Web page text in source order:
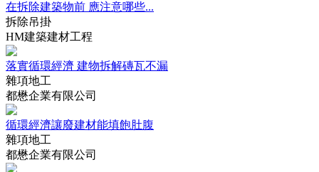
在拆除建築物前 應注意哪些...
拆除吊掛
HM建築建材工程
落實循環經濟 建物拆解磚瓦不漏
雜項地工
都懋企業有限公司
循環經濟讓廢建材能填飽肚腹
雜項地工
都懋企業有限公司